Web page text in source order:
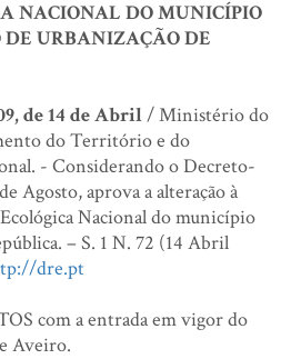
NACIONAL DO MUNICÍPIO
URBANIZAÇÃO DE
de 14 de Abril/ Ministério do
do Território e do
- Considerando o Decreto-
Agosto, aprova a alteração à
Nacional do município
– S. 1 N. 72 (14 Abril
dre.pt
com a entrada em vigor do
Aveiro.